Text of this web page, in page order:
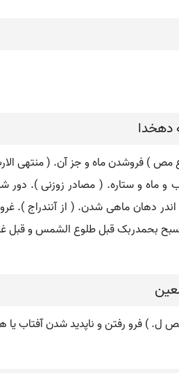
دهخدا
) فروشدن ماه و جز آن. ( منتهی
و ماه و ستاره. ( مصادر زوزنی ).
دهان ماهی شدن. ( از آنندراج ).
بحمدربک قبل طلوع الشمس و قبل غروبها. (